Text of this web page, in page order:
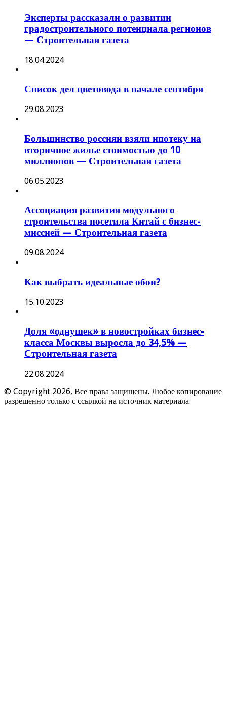
Эксперты рассказали о развитии
градостроительного потенциала регионов
— Строительная газета
18.04.2024
Список дел цветовода в начале сентября
29.08.2023
Большинство россиян взяли ипотеку на
вторичное жилье стоимостью до 10
миллионов — Строительная газета
06.05.2023
Ассоциация развития модульного
строительства посетила Китай с бизнес-
миссией — Строительная газета
09.08.2024
Как выбрать идеальные обои?
15.10.2023
Доля «однушек» в новостройках бизнес-
класса Москвы выросла до 34,5% —
Строительная газета
22.08.2024
© Copyright 2026, Все права защищены. Любое копирование
разрешенно только с ссылкой на источник материала.